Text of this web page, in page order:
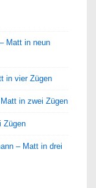
Matt in neun
in vier Zügen
in zwei Zügen
Zügen
– Matt in drei